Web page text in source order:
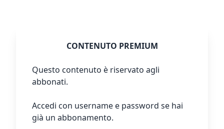
CONTENUTO PREMIUM
Questo contenuto è riservato agli
abbonati.
Accedi con username e password se hai
già un abbonamento.